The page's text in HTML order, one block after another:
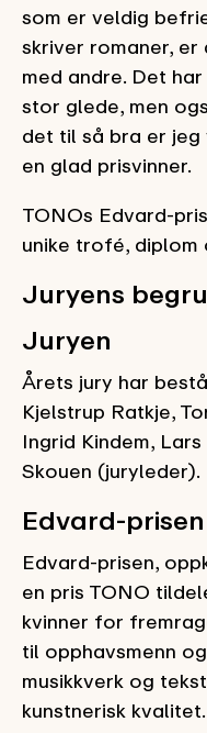
som er veldig
skriver romaner,
med andre. Det
stor glede, men
det til så bra er
en glad prisvinner.
TONOs Edvard-
unike trofé, diplom
Juryens
Juryen
Årets jury har
Kjelstrup Ratkje,
Ingrid Kindem,
Skouen (juryleder).
Edvard-prisen
Edvard-prisen,
en pris TONO
kvinner for
til opphavsmenn
musikkverk og
kunstnerisk kvalitet.